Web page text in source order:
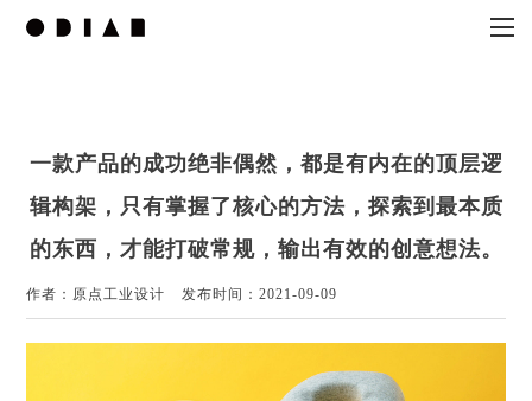
一款产品的成功绝非偶然，都是有内在的顶层逻
辑构架，只有掌握了核心的方法，探索到最本质
的东西，才能打破常规，输出有效的创意想法。
作者：原点工业设计 发布时间：2021-09-09